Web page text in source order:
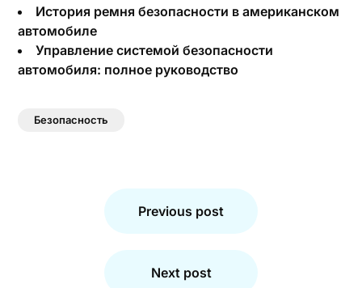
История ремня безопасности в американском
автомобиле
Управление системой безопасности
автомобиля: полное руководство
Безопасность
Previous post
Next post